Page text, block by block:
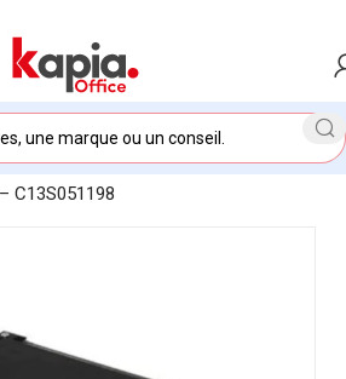
MAROC/Photoconducteur Epson AL-
C13S051198